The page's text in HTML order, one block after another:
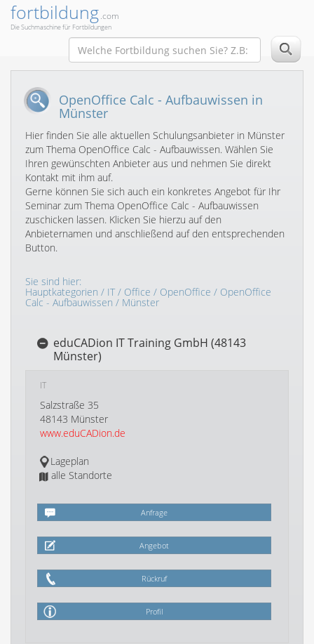
fortbildung.com
Die Suchmaschine für Fortbildungen
OpenOffice Calc - Aufbauwissen in
Münster
Hier finden Sie alle aktuellen Schulungsanbieter in Münster
zum Thema OpenOffice Calc - Aufbauwissen. Wählen Sie
Ihren gewünschten Anbieter aus und nehmen Sie direkt
Kontakt mit ihm auf.
Gerne können Sie sich auch ein konkretes Angebot für Ihr
Seminar zum Thema OpenOffice Calc - Aufbauwissen
zuschicken lassen. Klicken Sie hierzu auf den
Anbieternamen und anschließend auf den entsprechenden
Button.
Sie sind hier:
Hauptkategorien / IT/ Office / OpenOffice / OpenOffice
Calc - Aufbauwissen / Münster
eduCADion IT Training GmbH (48143
Münster)
IT
Salzstraße 35
48143 Münster
www.eduCADion.de
Lageplan
alle Standorte
Anfrage
Angebot
Rückruf
Profil